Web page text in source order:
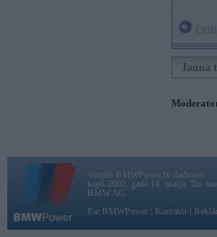
Jauna
Vortāls BMWPower.lv darbojas
kopš 2002. gada 14. maija. Tas
BMW AG.
Par BMWPower
Kontakti